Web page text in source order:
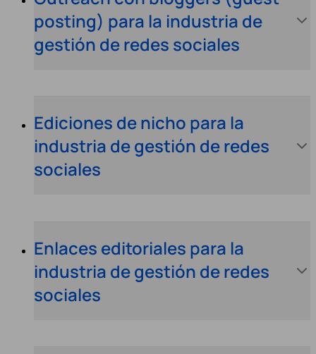
posting) para la industria de
gestión de redes sociales
Ediciones de nicho para la
industria de gestión de redes
sociales
Enlaces editoriales para la
industria de gestión de redes
sociales